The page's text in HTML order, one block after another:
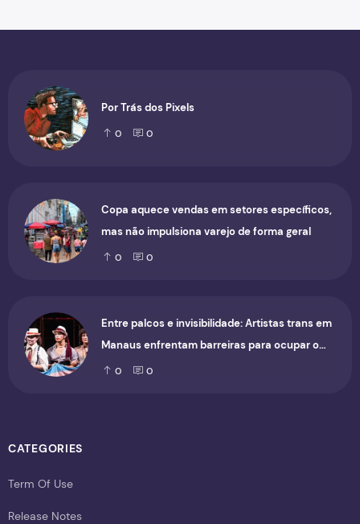
Por Trás dos Pixels
0 0
Copa aquece vendas em setores específicos,
mas não impulsiona varejo de forma geral
0 0
Entre palcos e invisibilidade: Artistas trans em
Manaus enfrentam barreiras para ocupar o
cenário cultural
0 0
CATEGORIES
Term Of Use
Release Notes